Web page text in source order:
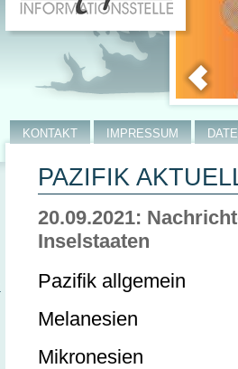
PAZIFIK
20.09.2021:
Inselstaaten
Pazifik allgemein
Melanesien
Mikronesien
KONTAKT IMPRESSUM